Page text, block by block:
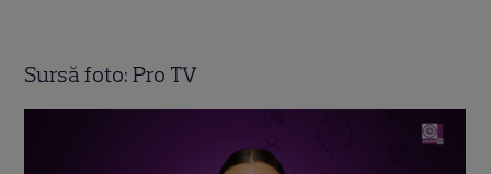
Sursă foto: Pro TV